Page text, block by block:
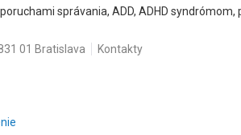
správania, ADD, ADHD
01 Bratislava Kontakty